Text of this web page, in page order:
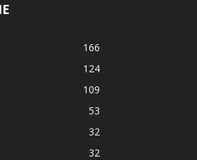
166
124
109
53
32
32